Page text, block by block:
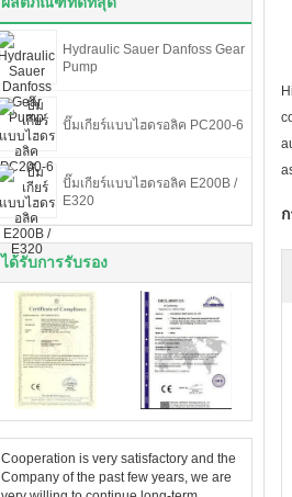
Hydraulic Sauer Danfoss Gear
Pump
ปั๊มเกียร์แบบไฮดรอลิค PC200-6
ปั๊มเกียร์แบบไฮดรอลิค E200B /
E320
ได้รับการรับรอง
Cooperation is very satisfactory and the
Company of the past few years, we are